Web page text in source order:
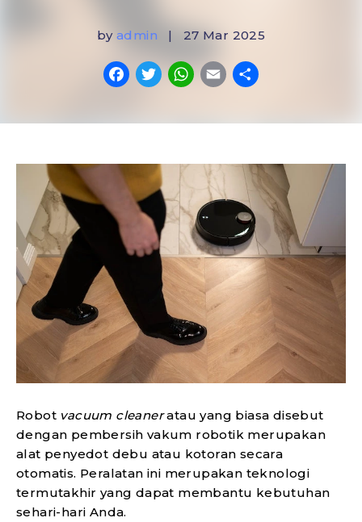
by admin | 27 Mar 2025
Facebook
Twitter
WhatsApp
Email
Robot vacuum cleaneratau yang biasa disebut
dengan pembersih vakum robotik merupakan
alat penyedot debu atau kotoran secara
otomatis. Peralatan ini merupakan teknologi
termutakhir yang dapat membantu kebutuhan
sehari-hari Anda.